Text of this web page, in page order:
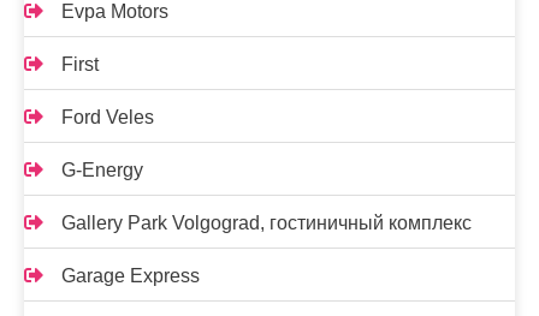
Evpa Motors
First
Ford Veles
G-Energy
Gallery Park Volgograd, гостиничный комплекс
Garage Express